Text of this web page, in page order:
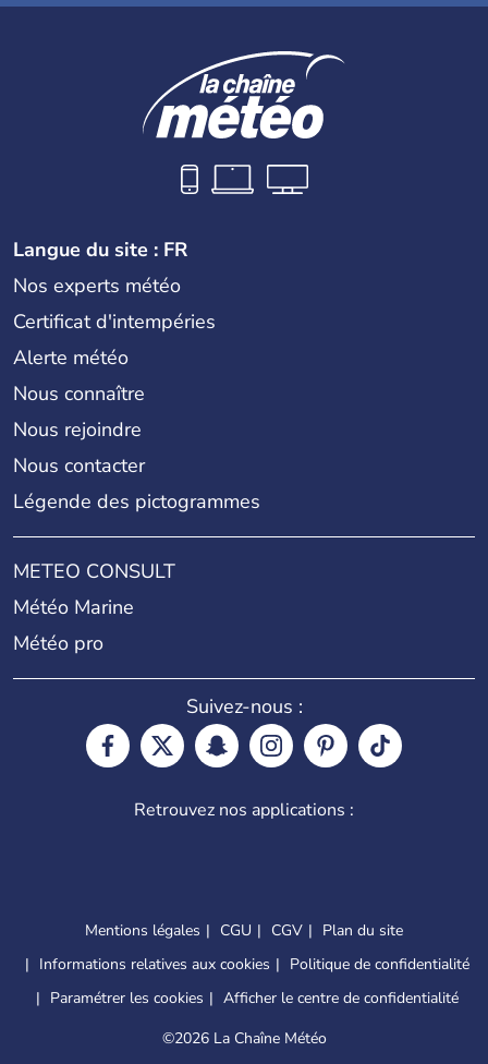
Langue du site : FR
Nos experts météo
Certificat d'intempéries
Alerte météo
Nous connaître
Nous rejoindre
Nous contacter
Légende des pictogrammes
METEO CONSULT
Météo Marine
Météo pro
Suivez-nous :
Retrouvez nos applications :
Mentions légales CGU CGV
Plan du site
Informations relatives aux cookies
Politique de confidentialité
Paramétrer les cookies
Afficher le centre de confidentialité
©2026 La Chaîne Météo